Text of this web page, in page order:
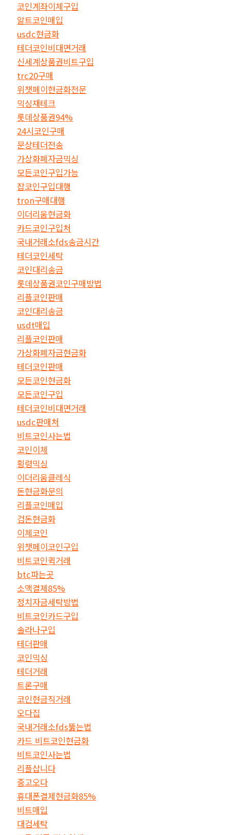
코인계좌이체구입
알트코인매입
usdc현금화
테더코인비대면거래
신세계상품권비트구입
trc20구매
위챗페이현금화전문
믹싱재테크
롯데상품권94%
24시코인구매
문상테더전송
가상화폐자금믹싱
모든코인구입가능
잡코인구입대행
tron구매대행
이더리움현금화
카드코인구입처
국내거래소fds송금시간
테더코인세탁
코인대리송금
롯데상품권코인구매방법
리플코인판매
코인대리송금
usdt매입
리플코인판매
가상화폐자금현금화
테더코인판매
모든코인현금화
모든코인구입
테더코인비대면거래
usdc판매처
비트코인사는법
코인이체
횡령믹싱
이더리움클레식
돈현금화문의
리플코인매입
검돈현금화
이체코인
위챗페이코인구입
비트코인퀵거래
btc파는곳
소액결제85%
정치자금세탁방법
비트코인카드구입
솔라나구입
테더판매
코인믹싱
테더거래
트론구매
코인현금직거래
오다집
국내거래소fds뚫는법
카드 비트코인현금화
비트코인사는법
리플삽니다
중고오다
휴대폰결제현금화85%
비트매입
대검세탁